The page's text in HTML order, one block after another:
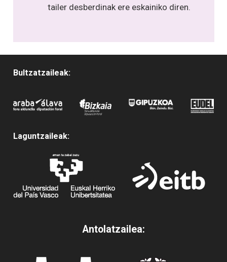
tailer desberdinak ere eskainiko diren.
Bultzatzaileak:
Laguntzaileak:
Antolatzailea: